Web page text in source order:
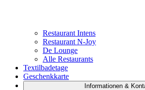
Restaurant Intens
Restaurant N-Joy
De Lounge
Alle Restaurants
Textilbadetage
Geschenkkarte
Informationen &